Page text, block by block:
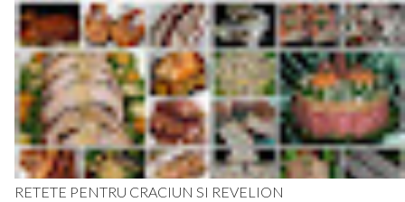
RETETE PENTRU CRACIUN SI REVELION